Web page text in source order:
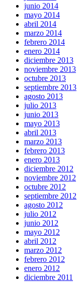
junio 2014
mayo 2014
abril 2014
marzo 2014
febrero 2014
enero 2014
diciembre 2013
noviembre 2013
octubre 2013
septiembre 2013
agosto 2013
julio 2013
junio 2013
mayo 2013
abril 2013
marzo 2013
febrero 2013
enero 2013
diciembre 2012
noviembre 2012
octubre 2012
septiembre 2012
agosto 2012
julio 2012
junio 2012
mayo 2012
abril 2012
marzo 2012
febrero 2012
enero 2012
diciembre 2011